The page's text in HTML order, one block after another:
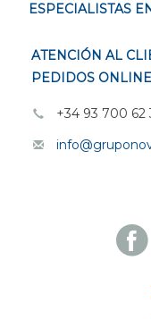
ESPECIALISTAS EN
ATENCIÓN AL
PEDIDOS ONLINE
+34 93 700 62